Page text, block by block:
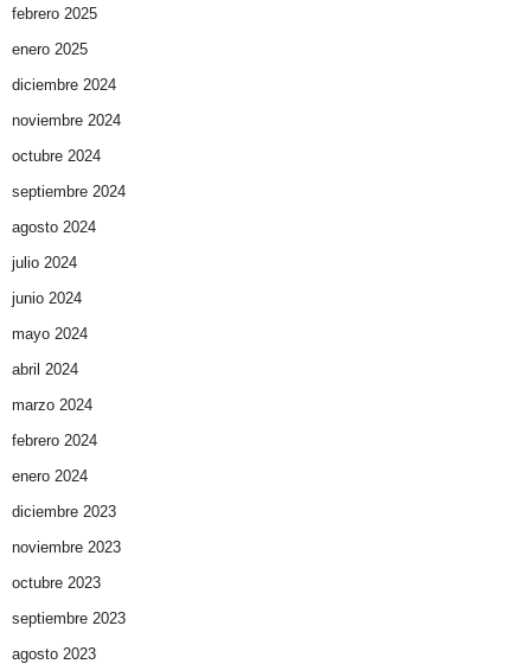
febrero 2025
enero 2025
diciembre 2024
noviembre 2024
octubre 2024
septiembre 2024
agosto 2024
julio 2024
junio 2024
mayo 2024
abril 2024
marzo 2024
febrero 2024
enero 2024
diciembre 2023
noviembre 2023
octubre 2023
septiembre 2023
agosto 2023